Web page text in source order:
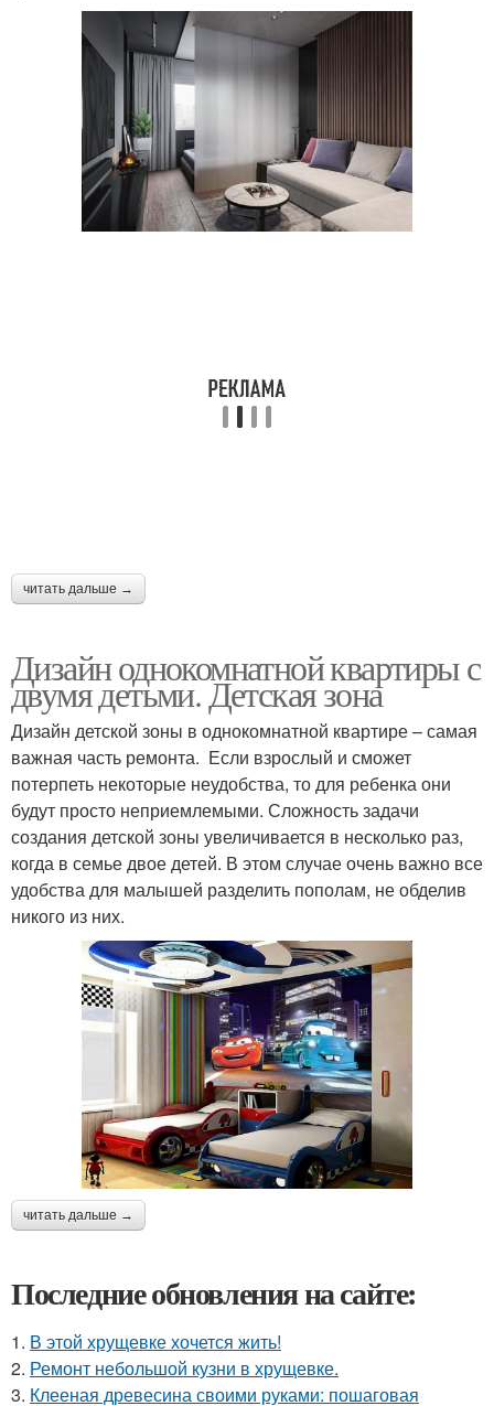
читать дальше →
Дизайн однокомнатной квартиры с
двумя детьми. Детская зона
Дизайн детской зоны в однокомнатной квартире – самая
важная часть ремонта. Если взрослый и сможет
потерпеть некоторые неудобства, то для ребенка они
будут просто неприемлемыми. Сложность задачи
создания детской зоны увеличивается в несколько раз,
когда в семье двое детей. В этом случае очень важно все
удобства для малышей разделить пополам, не обделив
никого из них.
читать дальше →
Последние обновления на сайте:
1. В этой хрущевке хочется жить!
2. Ремонт небольшой кузни в хрущевке.
3. Клееная древесина своими руками: пошаговая